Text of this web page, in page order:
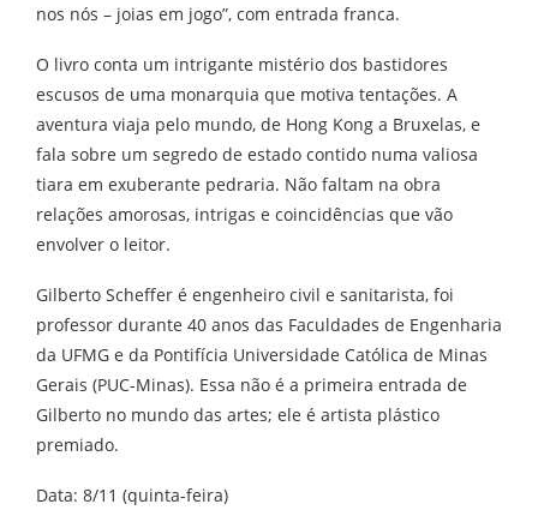
nos nós – joias em jogo”, com entrada franca.
O livro conta um intrigante mistério dos bastidores
escusos de uma monarquia que motiva tentações. A
aventura viaja pelo mundo, de Hong Kong a Bruxelas, e
fala sobre um segredo de estado contido numa valiosa
tiara em exuberante pedraria. Não faltam na obra
relações amorosas, intrigas e coincidências que vão
envolver o leitor.
Gilberto Scheffer é engenheiro civil e sanitarista, foi
professor durante 40 anos das Faculdades de Engenharia
da UFMG e da Pontifícia Universidade Católica de Minas
Gerais (PUC-Minas). Essa não é a primeira entrada de
Gilberto no mundo das artes; ele é artista plástico
premiado.
Data: 8/11 (quinta-feira)